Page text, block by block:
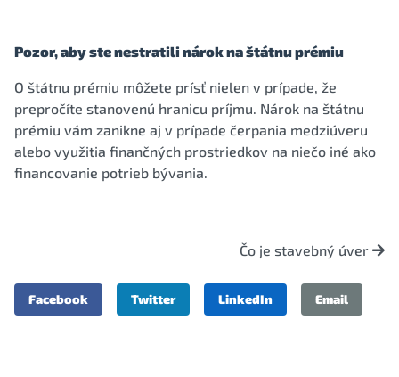
Pozor, aby ste nestratili nárok na štátnu prémiu
O štátnu prémiu môžete prísť nielen v prípade, že
prepročíte stanovenú hranicu príjmu. Nárok na štátnu
prémiu vám zanikne aj v prípade čerpania medziúveru
alebo využitia finančných prostriedkov na niečo iné ako
financovanie potrieb bývania.
Čo je stavebný úver
Facebook Twitter LinkedIn Email